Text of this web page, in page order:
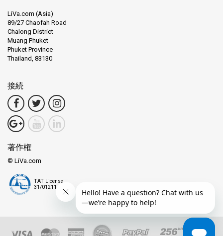
LiVa.com (Asia)
89/27 Chaofah Road
Chalong District
Muang Phuket
Phuket Province
Thailand, 83130
接続
著作権
© LiVa.com
TAT License
31/01211